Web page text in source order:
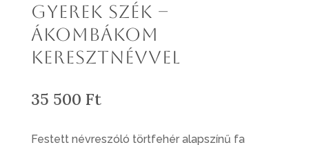
gyerek szék –
Ákombákom
keresztnévvel
35 500 Ft
Festett névreszóló törtfehér alapszínű fa